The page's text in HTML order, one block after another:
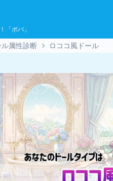
「ポバ」
属性診断 ロココ風ドール